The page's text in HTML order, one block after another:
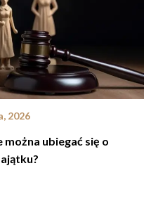
2026
można ubiegać się o